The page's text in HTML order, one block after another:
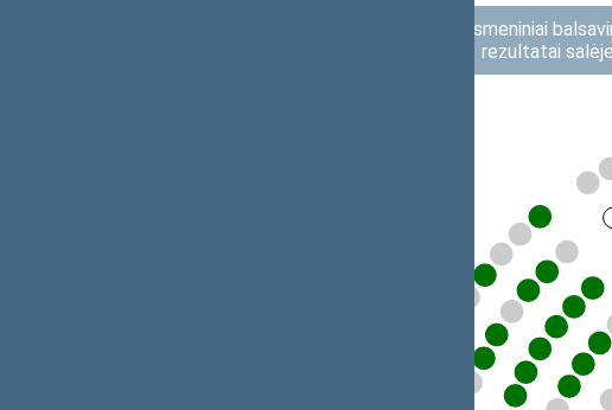
Asmeniniai
rezultatai salėje